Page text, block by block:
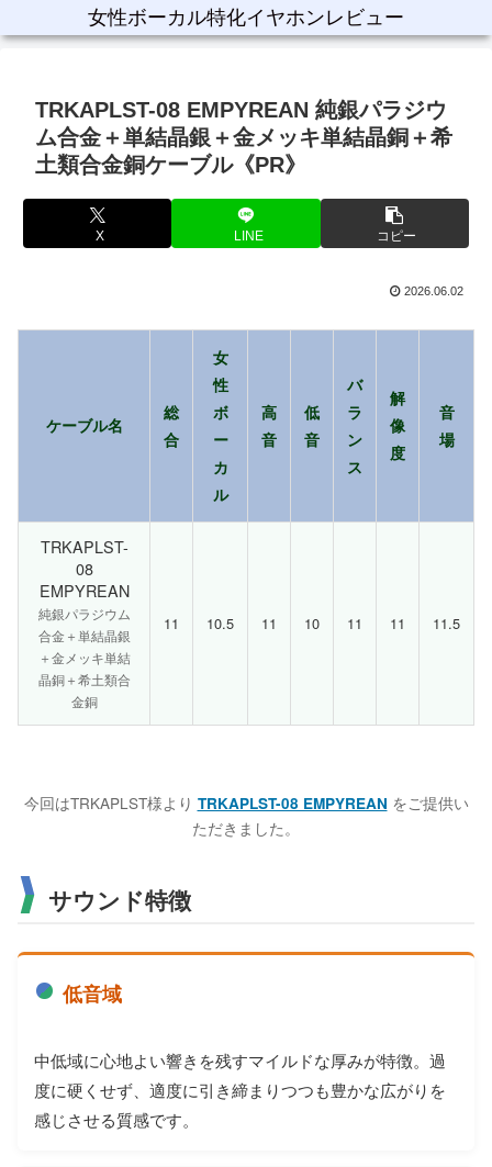
女性ボーカル特化イヤホンレビュー
TRKAPLST-08 EMPYREAN 純銀パラジウ
ム合金＋単結晶銀＋金メッキ単結晶銅＋希
土類合金銅ケーブル《PR》
X LINE コピー
2026.06.02
ケーブル名
総
合
女
性
ボ
ー
カ
ル
高
音
低
音
バ
ラ
ン
ス
解
像
度
音
場
TRKAPLST-
08
EMPYREAN
純銀パラジウム
合金＋単結晶銀
＋金メッキ単結
晶銅＋希土類合
金銅
11 10.5 11 10 11 11 11.5
今回はTRKAPLST様より TRKAPLST-08 EMPYREAN をご提供い
ただきました。
サウンド特徴
低音域
中低域に心地よい響きを残すマイルドな厚みが特徴。過
度に硬くせず、適度に引き締まりつつも豊かな広がりを
感じさせる質感です。